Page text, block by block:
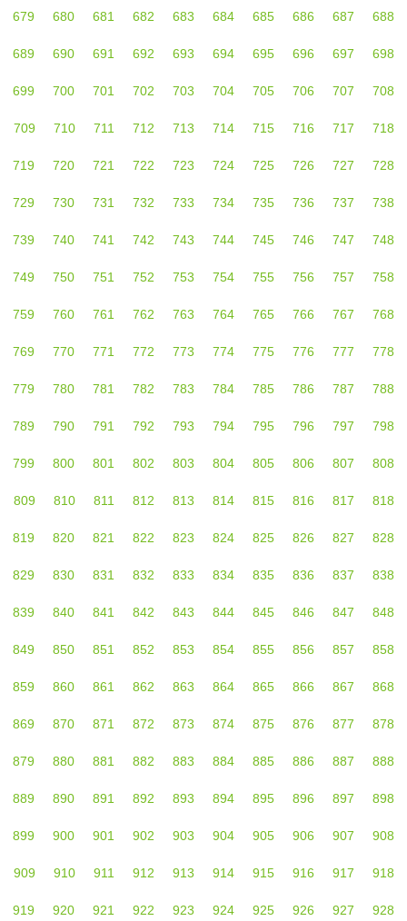
679 680 681 682 683 684 685 686 687 688
689 690 691 692 693 694 695 696 697 698
699 700 701 702 703 704 705 706 707 708
709 710 711 712 713 714 715 716 717 718
719 720 721 722 723 724 725 726 727 728
729 730 731 732 733 734 735 736 737 738
739 740 741 742 743 744 745 746 747 748
749 750 751 752 753 754 755 756 757 758
759 760 761 762 763 764 765 766 767 768
769 770 771 772 773 774 775 776 777 778
779 780 781 782 783 784 785 786 787 788
789 790 791 792 793 794 795 796 797 798
799 800 801 802 803 804 805 806 807 808
809 810 811 812 813 814 815 816 817 818
819 820 821 822 823 824 825 826 827 828
829 830 831 832 833 834 835 836 837 838
839 840 841 842 843 844 845 846 847 848
849 850 851 852 853 854 855 856 857 858
859 860 861 862 863 864 865 866 867 868
869 870 871 872 873 874 875 876 877 878
879 880 881 882 883 884 885 886 887 888
889 890 891 892 893 894 895 896 897 898
899 900 901 902 903 904 905 906 907 908
909 910 911 912 913 914 915 916 917 918
919 920 921 922 923 924 925 926 927 928